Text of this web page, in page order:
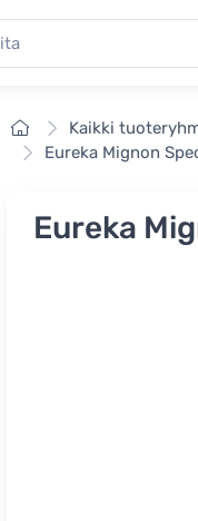
EtusivuKaikki
Eureka Mignon
Eureka